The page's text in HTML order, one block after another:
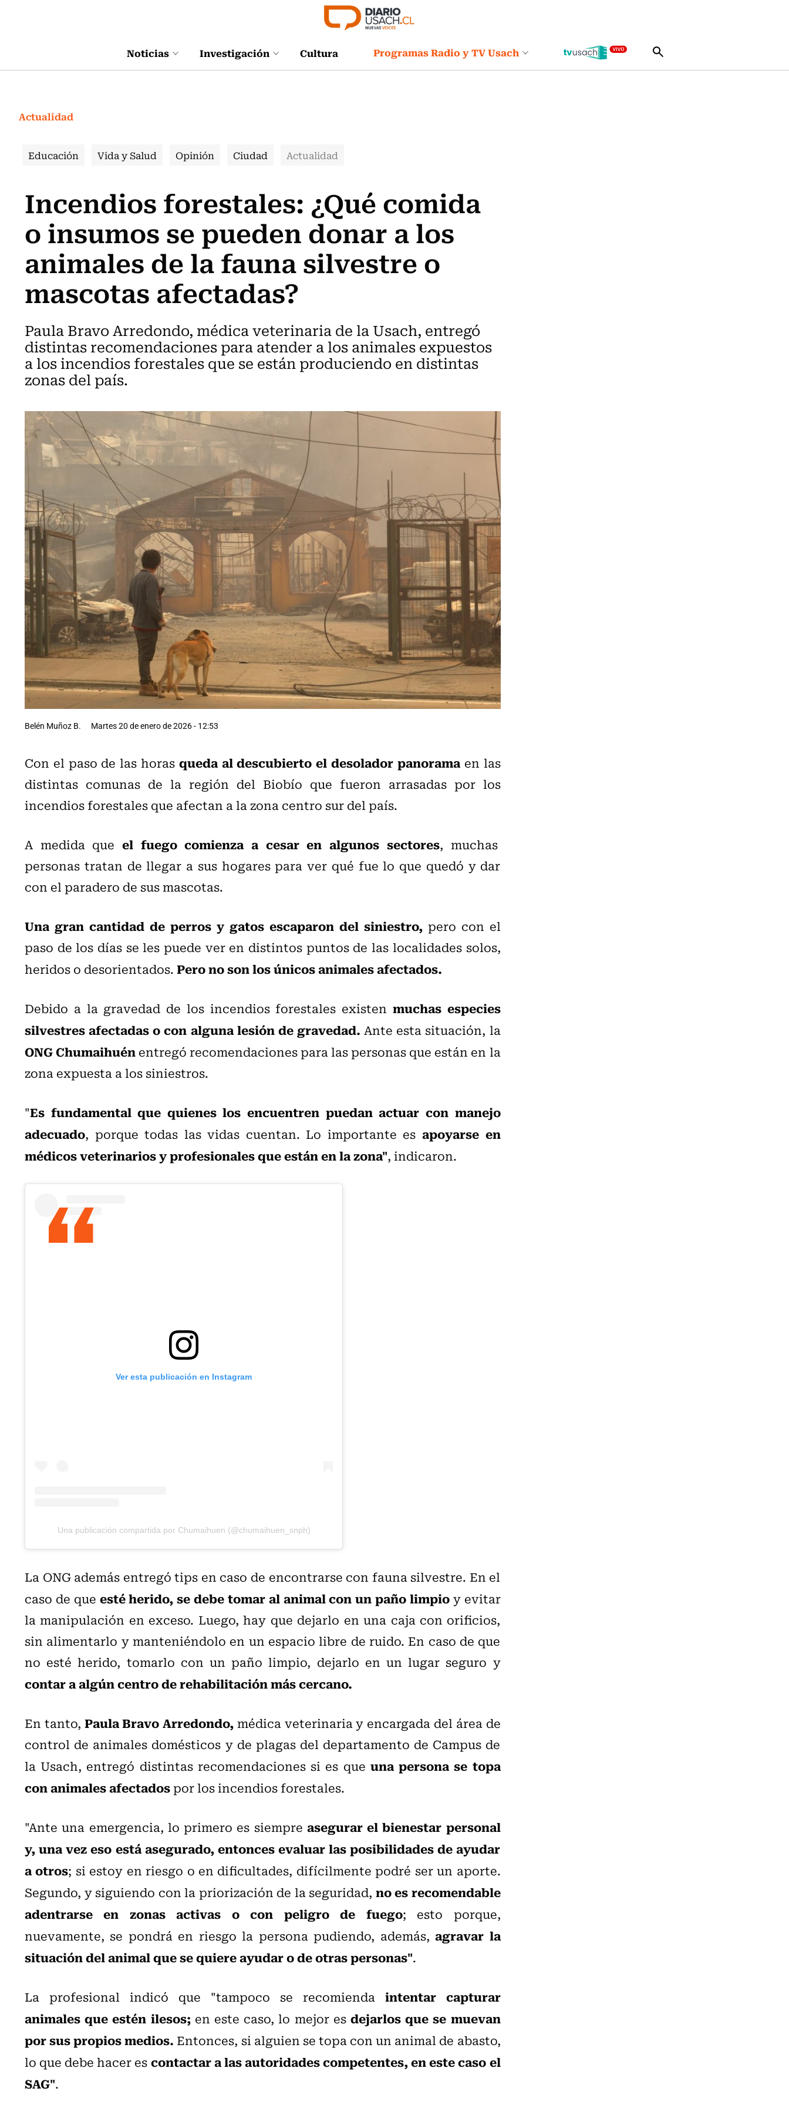
Noticias Investigación Cultura Programas Radio y TV Usach
Actualidad
Educación Vida y Salud Opinión Ciudad Actualidad
Incendios forestales: ¿Qué comida
o insumos se pueden donar a los
animales de la fauna silvestre o
mascotas afectadas?
Paula Bravo Arredondo, médica veterinaria de la Usach, entregó
distintas recomendaciones para atender a los animales expuestos
a los incendios forestales que se están produciendo en distintas
zonas del país.
Belén Muñoz B. Martes 20 de enero de 2026 - 12:53
Con el paso de las horas queda al descubierto el desolador panoramaen las
distintas comunas de la región del Biobío que fueron arrasadas por los
incendios forestales que afectan a la zona centro sur del país.
A medida queel fuego comienza a cesar en algunos sectores, muchas
personas tratan de llegar a sus hogares para ver qué fue lo que quedó y dar
con el paradero de sus mascotas.
Una gran cantidad de perros y gatos escaparon del siniestro,pero con el
paso de los días se les puede ver en distintos puntos de las localidades solos,
heridos o desorientados.Pero no son los únicos animales afectados.
Debido a la gravedad de los incendios forestales existen muchas especies
silvestres afectadas o con alguna lesión de gravedad. Ante esta situación, la
ONG Chumaihuénentregó recomendaciones para las personas que están en la
zona expuesta a los siniestros.
"Es fundamental que quienes los encuentren puedan actuar con manejo
adecuado, porque todas las vidas cuentan. Lo importante es apoyarse en
médicos veterinarios y profesionales que están en la zona", indicaron.
Ver esta publicación en Instagram
Una publicación compartida por Chumaihuen (@chumaihuen_snph)
La ONG además entregó tips en caso de encontrarse con fauna silvestre. En el
caso de que esté herido, se debe tomar al animal con un paño limpioy evitar
la manipulación en exceso. Luego, hay que dejarlo en una caja con orificios,
sin alimentarlo y manteniéndolo en un espacio libre de ruido. En caso de que
no esté herido, tomarlo con un paño limpio, dejarlo en un lugar seguro y
contar a algún centro de rehabilitación más cercano.
En tanto, Paula Bravo Arredondo,médica veterinaria y encargada del área de
control de animales domésticos y de plagas del departamento de Campus de
la Usach, entregó distintas recomendaciones si es que una persona se topa
con animales afectadospor los incendios forestales.
"Ante una emergencia, lo primero es siempre asegurar el bienestar personal
y, una vez eso está asegurado, entonces evaluar las posibilidades de ayudar
a otros; si estoy en riesgo o en dificultades, difícilmente podré ser un aporte.
Segundo, y siguiendo con la priorización de la seguridad, no es recomendable
adentrarse en zonas activas o con peligro de fuego; esto porque,
nuevamente, se pondrá en riesgo la persona pudiendo, además, agravar la
situación del animal que se quiere ayudar o de otras personas".
La profesional indicó que "tampoco se recomiendaintentar capturar
animales que estén ilesos;en este caso, lo mejor es dejarlos que se muevan
por sus propios medios. Entonces, si alguien se topa con un animal de abasto,
lo que debe hacer escontactar a las autoridades competentes, en este caso el
SAG".